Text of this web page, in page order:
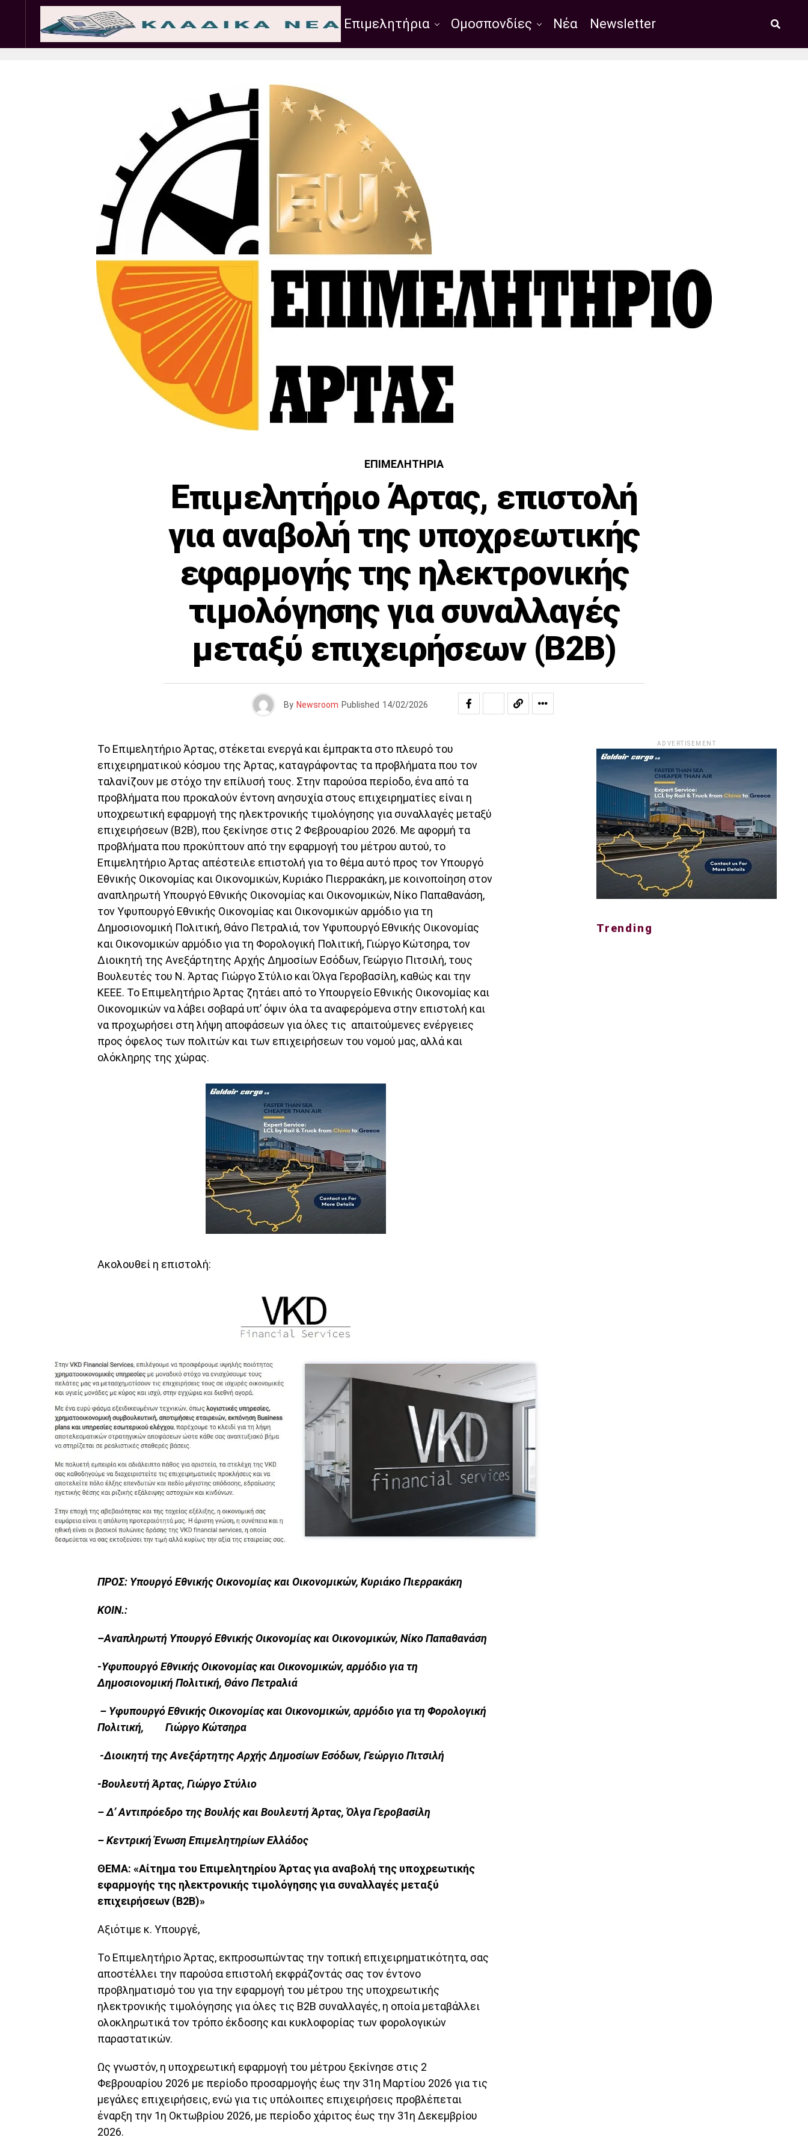
Σωματεία Εμπ. Σύλλογοι Επιμελητήρια Ομοσπονδίες Νέα Newsletter
ΕΠΙΜΕΛΗΤΉΡΙΑ
Επιμελητήριο Άρτας, επιστολή
για αναβολή της υποχρεωτικής
εφαρμογής της ηλεκτρονικής
τιμολόγησης για συναλλαγές
μεταξύ επιχειρήσεων (Β2Β)
By Newsroom Published 14/02/2026
Το Επιμελητήριο Άρτας, στέκεται ενεργά και έμπρακτα στο πλευρό του
επιχειρηματικού κόσμου της Άρτας, καταγράφοντας τα προβλήματα που τον
ταλανίζουν με στόχο την επίλυσή τους. Στην παρούσα περίοδο, ένα από τα
προβλήματα που προκαλούν έντονη ανησυχία στους επιχειρηματίες είναι η
υποχρεωτική εφαρμογή της ηλεκτρονικής τιμολόγησης για συναλλαγές μεταξύ
επιχειρήσεων (Β2Β), που ξεκίνησε στις 2 Φεβρουαρίου 2026. Με αφορμή τα
προβλήματα που προκύπτουν από την εφαρμογή του μέτρου αυτού, το
Επιμελητήριο Άρτας απέστειλε επιστολή για το θέμα αυτό προς τον Υπουργό
Εθνικής Οικονομίας και Οικονομικών, Κυριάκο Πιερρακάκη, με κοινοποίηση στον
αναπληρωτή Υπουργό Εθνικής Οικονομίας και Οικονομικών, Νίκο Παπαθανάση,
τον Υφυπουργό Εθνικής Οικονομίας και Οικονομικών αρμόδιο για τη
Δημοσιονομική Πολιτική, Θάνο Πετραλιά, τον Υφυπουργό Εθνικής Οικονομίας
και Οικονομικών αρμόδιο για τη Φορολογική Πολιτική, Γιώργο Κώτσηρα, τον
Διοικητή της Ανεξάρτητης Αρχής Δημοσίων Εσόδων, Γεώργιο Πιτσιλή, τους
Βουλευτές του Ν. Άρτας Γιώργο Στύλιο και Όλγα Γεροβασίλη, καθώς και την
ΚΕΕΕ. Το Επιμελητήριο Άρτας ζητάει από το Υπουργείο Εθνικής Οικονομίας και
Οικονομικών να λάβει σοβαρά υπ’ όψιν όλα τα αναφερόμενα στην επιστολή και
να προχωρήσει στη λήψη αποφάσεων για όλες τις απαιτούμενες ενέργειες
προς όφελος των πολιτών και των επιχειρήσεων του νομού μας, αλλά και
ολόκληρης της χώρας.
Ακολουθεί η επιστολή:
ΠΡΟΣ: Υπουργό Εθνικής Οικονομίας και Οικονομικών, Κυριάκο Πιερρακάκη
ΚΟΙΝ.:
–Αναπληρωτή Υπουργό Εθνικής Οικονομίας και Οικονομικών, Νίκο Παπαθανάση
-Υφυπουργό Εθνικής Οικονομίας και Οικονομικών, αρμόδιο για τη
Δημοσιονομική Πολιτική, Θάνο Πετραλιά
– Υφυπουργό Εθνικής Οικονομίας και Οικονομικών, αρμόδιο για τη Φορολογική
Πολιτική, Γιώργο Κώτσηρα
-Διοικητή της Ανεξάρτητης Αρχής Δημοσίων Εσόδων, Γεώργιο Πιτσιλή
-Βουλευτή Άρτας, Γιώργο Στύλιο
– Δ’ Αντιπρόεδρο της Βουλής και Βουλευτή Άρτας, Όλγα Γεροβασίλη
– Κεντρική Ένωση Επιμελητηρίων Ελλάδος
ΘΕΜΑ: «Αίτημα του Επιμελητηρίου Άρτας για αναβολή της υποχρεωτικής
εφαρμογής της ηλεκτρονικής τιμολόγησης για συναλλαγές μεταξύ
επιχειρήσεων (Β2Β)»
Αξιότιμε κ. Υπουργέ,
Το Επιμελητήριο Άρτας, εκπροσωπώντας την τοπική επιχειρηματικότητα, σας
αποστέλλει την παρούσα επιστολή εκφράζοντάς σας τον έντονο
προβληματισμό του για την εφαρμογή του μέτρου της υποχρεωτικής
ηλεκτρονικής τιμολόγησης για όλες τις Β2Β συναλλαγές, η οποία μεταβάλλει
ολοκληρωτικά τον τρόπο έκδοσης και κυκλοφορίας των φορολογικών
παραστατικών.
Ως γνωστόν, η υποχρεωτική εφαρμογή του μέτρου ξεκίνησε στις 2
Φεβρουαρίου 2026 με περίοδο προσαρμογής έως την 31η Μαρτίου 2026 για τις
μεγάλες επιχειρήσεις, ενώ για τις υπόλοιπες επιχειρήσεις προβλέπεται
έναρξη την 1η Οκτωβρίου 2026, με περίοδο χάριτος έως την 31η Δεκεμβρίου
2026.
ADVERTISEMENT
Trending